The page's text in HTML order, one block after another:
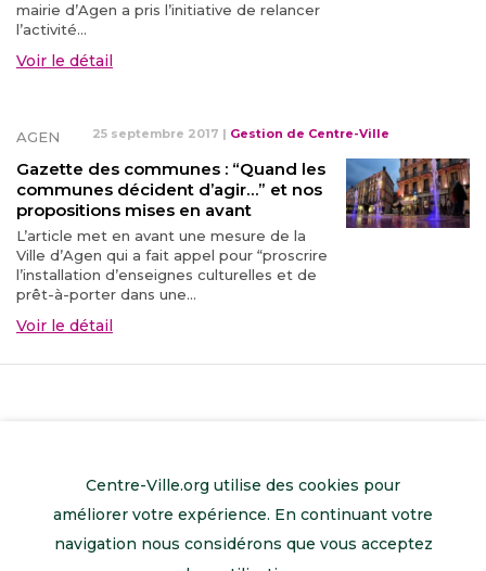
mairie d’Agen a pris l’initiative de relancer
l’activité...
Voir le détail
AGEN 25 septembre 2017 | Gestion de Centre-Ville
Gazette des communes : “Quand les
communes décident d’agir…” et nos
propositions mises en avant
L’article met en avant une mesure de la
Ville d’Agen qui a fait appel pour “proscrire
l’installation d’enseignes culturelles et de
prêt-à-porter dans une...
Voir le détail
Centre-Ville.org utilise des cookies pour
améliorer votre expérience. En continuant votre
navigation nous considérons que vous acceptez